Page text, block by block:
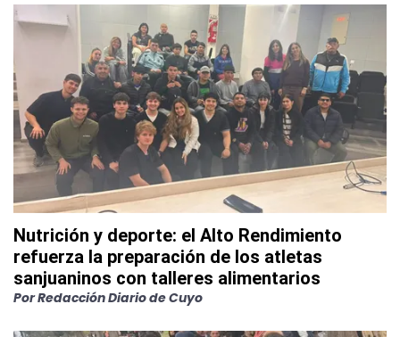
Nutrición y deporte: el Alto Rendimiento
refuerza la preparación de los atletas
sanjuaninos con talleres alimentarios
PorRedacción Diario de Cuyo